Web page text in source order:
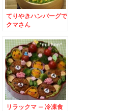
てりやきハンバーグで
クマさん
リラックマ – 冷凍食